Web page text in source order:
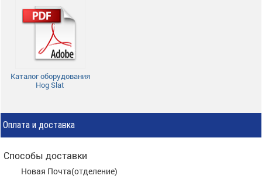
Каталог оборудования
Hog Slat
Оплата и доставка
Способы доставки
Новая Почта(отделение)